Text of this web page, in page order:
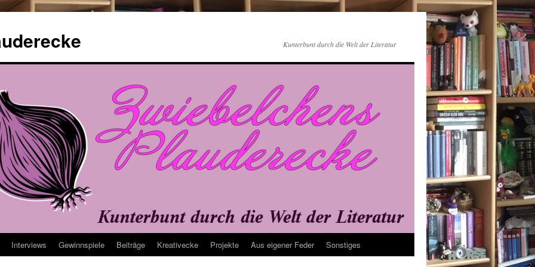
Kunterbunt durch die Welt der Literatur
Interviews Gewinnspiele Beiträge Kreativecke Projekte Aus eigener Feder Sonstiges